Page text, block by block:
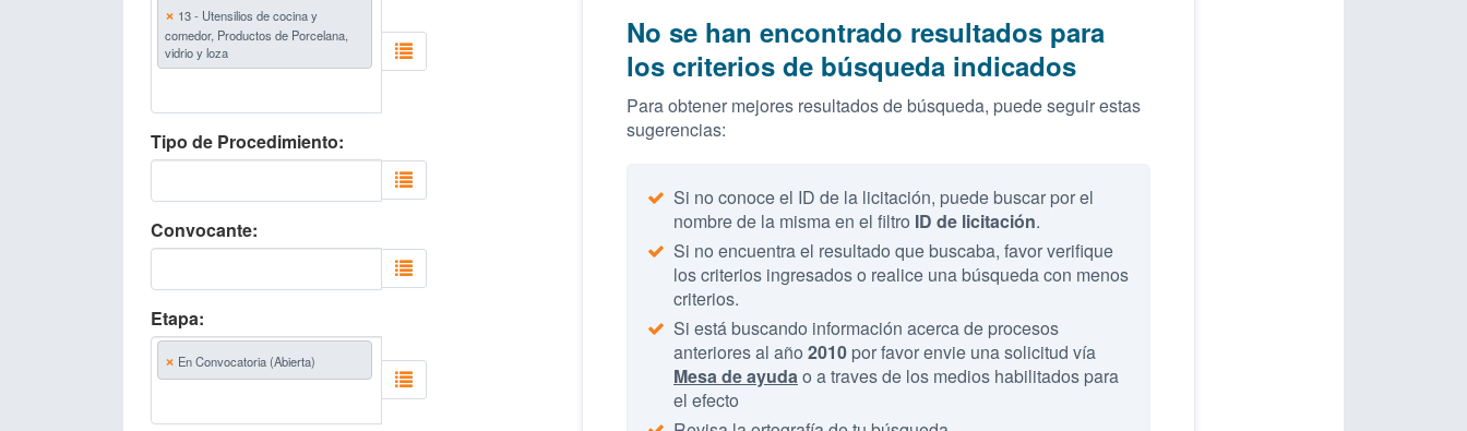
× 13 - Utensilios de cocina y
comedor, Productos de Porcelana,
vidrio y loza
Tipo de Procedimiento
Convocante
Etapa
× En Convocatoria (Abierta)
No se han encontrado resultados para
los criterios de búsqueda indicados
Para obtener mejores resultados de búsqueda, puede seguir estas
sugerencias:
Si no conoce el ID de la licitación, puede buscar por el
nombre de la misma en el filtro ID de licitación.
Si no encuentra el resultado que buscaba, favor verifique
los criterios ingresados o realice una búsqueda con menos
criterios.
Si está buscando información acerca de procesos
anteriores al año 2010 por favor envie una solicitud vía
Mesa de ayudao a traves de los medios habilitados para
el efecto